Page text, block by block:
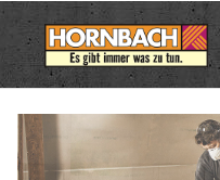
Medienmitteilungen